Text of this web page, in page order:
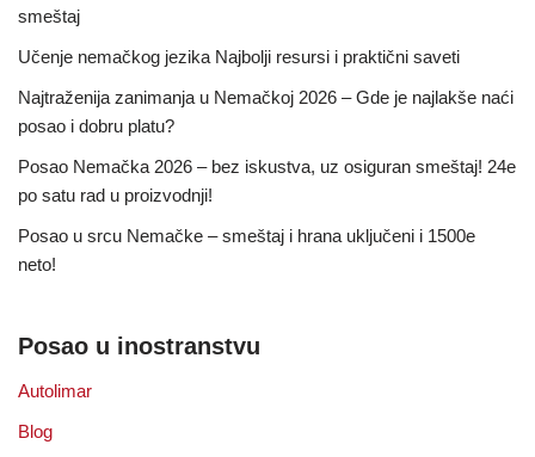
smeštaj
Učenje nemačkog jezika Najbolji resursi i praktični saveti
Najtraženija zanimanja u Nemačkoj 2026 – Gde je najlakše naći
posao i dobru platu?
Posao Nemačka 2026 – bez iskustva, uz osiguran smeštaj! 24e
po satu rad u proizvodnji!
Posao u srcu Nemačke – smeštaj i hrana uključeni i 1500e
neto!
Posao u inostranstvu
Autolimar
Blog